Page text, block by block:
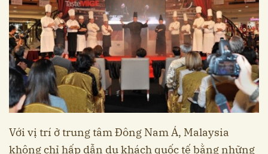
Với vị trí ở trung tâm Đông Nam Á, Malaysia
không chỉ hấp dẫn du khách quốc tế bằng những